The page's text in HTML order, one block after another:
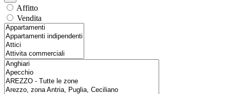
Affitto
Vendita